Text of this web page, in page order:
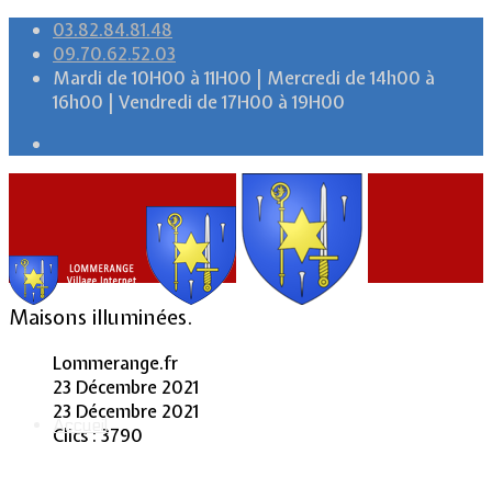
03.82.84.81.48
09.70.62.52.03
Mardi de 10H00 à 11H00 | Mercredi de 14h00 à
16h00 | Vendredi de 17H00 à 19H00
Accueil
Maisons illuminées.
Lommerange.fr
23 Décembre 2021
23 Décembre 2021
Clics : 3790